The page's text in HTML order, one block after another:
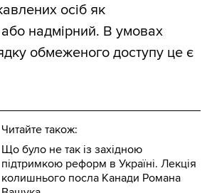
осіб як
надмірний. В умовах
обмеженого доступу це є
Читайте також:
Що було не так із західною
підтримкою реформ в Україні. Лекція
колишнього посла Канади Романа